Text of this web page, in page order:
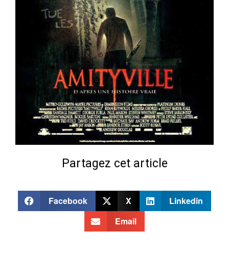
Partagez cet article
Facebook X
Linkedin
Email